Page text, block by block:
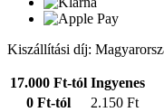
Kiszállítási díj:
17.000 Ft-tól Ingyenes
0 Ft-tól
2.150 Ft